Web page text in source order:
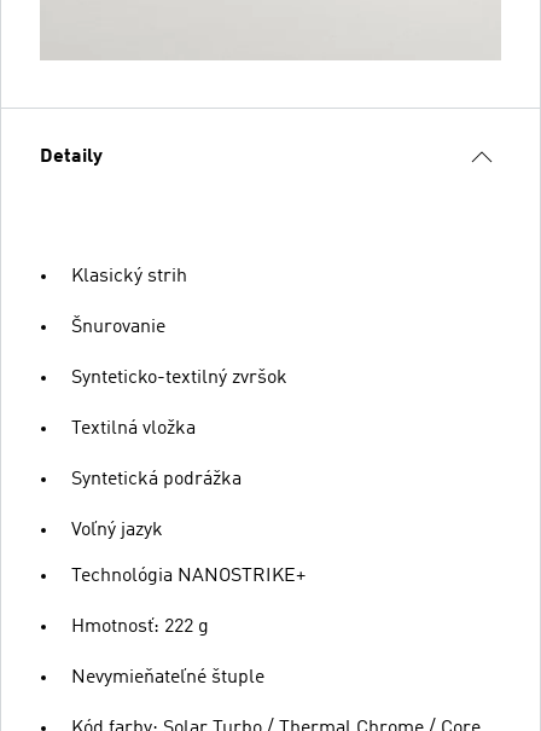
Detaily
Klasický strih
Šnurovanie
Synteticko-textilný zvršok
Textilná vložka
Syntetická podrážka
Voľný jazyk
Technológia NANOSTRIKE+
Hmotnosť: 222 g
Nevymieňateľné štuple